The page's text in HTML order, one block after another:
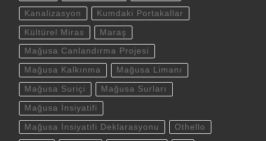
Kanalizasyon Kumdaki Portakallar
Kültürel Miras Maraş
Mağusa Canlandırma Projesi
Mağusa Kalkınma Mağusa Limanı
Mağusa Suriçi Mağusa Surları
Mağusa İnsiyatifi
Mağusa İnsiyatifi Deklarasyonu Othello